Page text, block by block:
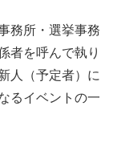
務所・選挙事務
者を呼んで執り
人（予定者）に
るイベントの一